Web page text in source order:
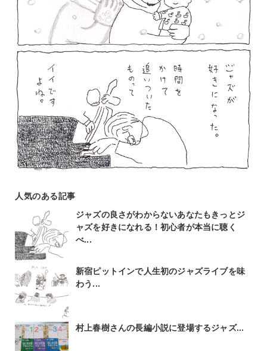
人気のある記事
ジャズの良さがわからないあなたもきっとジ
ャズを好きになれる！初心者が本当に聴く
べ...
新宿ピットインで人生初のジャズライブを味
わう...
村上春樹さんの長編小説に登場するジャズ...